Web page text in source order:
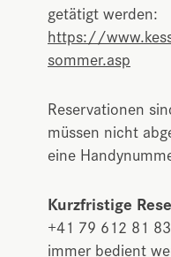
getätigt werden:
https://
sommer.asp
Reservationen
müssen nicht
eine
Kurzfristige
+41 79 612 81
immer bedient